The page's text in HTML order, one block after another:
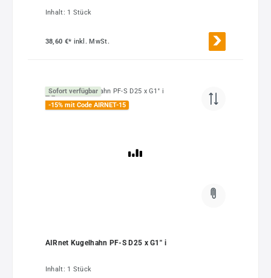
Inhalt: 1 Stück
38,60 €* inkl. MwSt.
Sofort verfügbar
-15% mit Code AIRNET-15
AIRnet Kugelhahn PF-S D25 x G1'' i
Inhalt: 1 Stück